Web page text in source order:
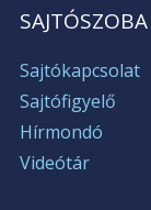
SAJTÓSZOBA
Sajtókapcsolat
Sajtófigyelő
Hírmondó
Videótár